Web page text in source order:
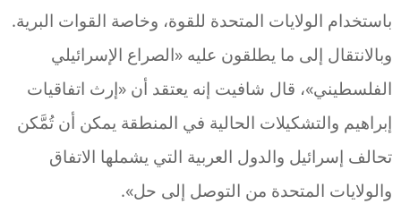
باستخدام الولايات المتحدة للقوة، وخاصة القوات البرية.
وبالانتقال إلى ما يطلقون عليه «الصراع الإسرائيلي
الفلسطيني»، قال شافيت إنه يعتقد أن «إرث اتفاقيات
إبراهيم والتشكيلات الحالية في المنطقة يمكن أن تُمَّكن
تحالف إسرائيل والدول العربية التي يشملها الاتفاق
والولايات المتحدة من التوصل إلى حل».